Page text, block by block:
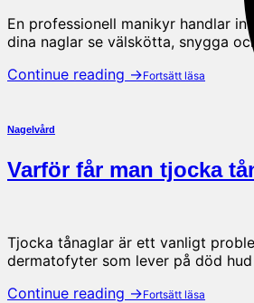
En professionell manikyr handlar
dina naglar se välskötta, snygga
Continue reading →
Nagelvård
Varför får man tjocka
Tjocka tånaglar är ett vanligt
dermatofyter som lever på död
Continue reading →